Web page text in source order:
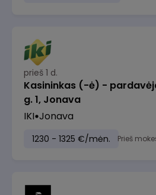
prieš 1 d.
Kasininkas (-ė) -
g. 1, Jonava
IKI Jonava
1230 - 1325 €/mėn. Prieš